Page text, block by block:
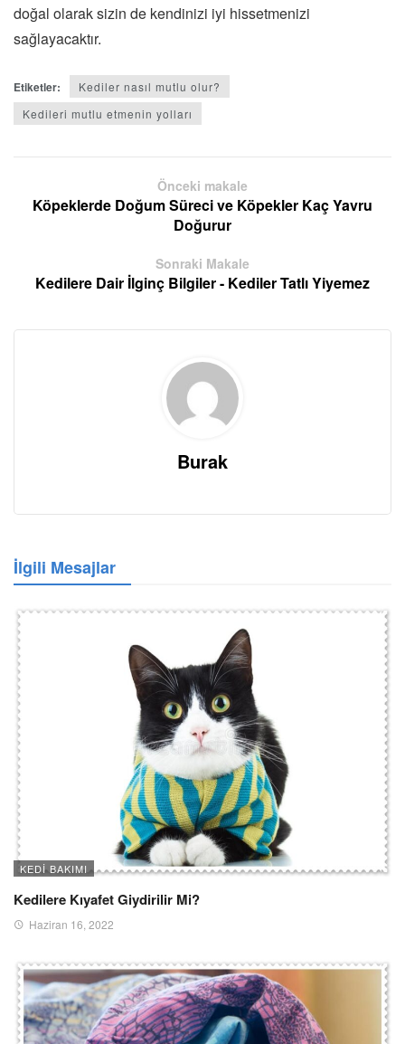
doğal olarak sizin de kendinizi iyi hissetmenizi
sağlayacaktır.
Etiketler:
Kediler nasıl mutlu olur?
Kedileri mutlu etmenin yolları
Önceki makale
Köpeklerde Doğum Süreci ve Köpekler Kaç Yavru
Doğurur
Sonraki Makale
Kedilere Dair İlginç Bilgiler - Kediler Tatlı Yiyemez
Burak
İlgili Mesajlar
KEDI BAKIMI
Kedilere Kıyafet Giydirilir Mi?
Haziran 16, 2022